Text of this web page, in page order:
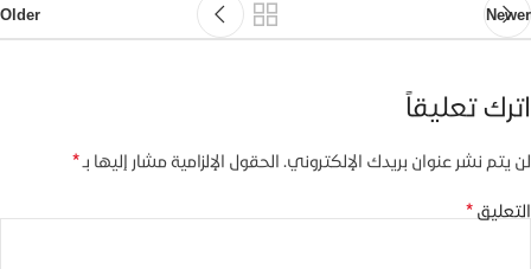
Newer
Older
اترك تعليقاً
لن يتم نشر عنوان بريدك الإلكتروني. الحقول الإلزامية مشار إليها بـ *
التعليق *